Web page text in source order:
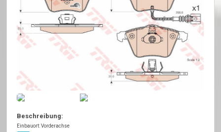
Beschreibung:
Einbauort: Vorderachse